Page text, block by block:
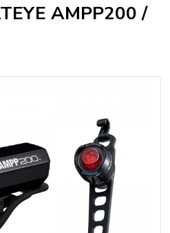
AMPP200 /